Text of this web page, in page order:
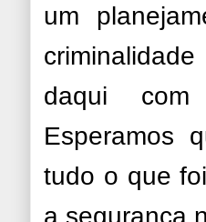
um
daqui com
Esperamos
tudo o que
a segurança